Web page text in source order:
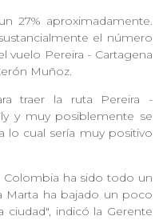
27% aproximadamente.
el número
vuelo Pereira - Cartagena
Muñoz.
traer la ruta Pereira -
y muy posiblemente se
lo cual sería muy positivo
Colombia ha sido todo un
Marta ha bajado un poco
indicó la Gerente